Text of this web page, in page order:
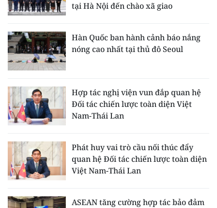
tại Hà Nội đến chào xã giao
Hàn Quốc ban hành cảnh báo nắng
nóng cao nhất tại thủ đô Seoul
Hợp tác nghị viện vun đắp quan hệ
Đối tác chiến lược toàn diện Việt
Nam-Thái Lan
Phát huy vai trò cầu nối thúc đẩy
quan hệ Đối tác chiến lược toàn diện
Việt Nam-Thái Lan
ASEAN tăng cường hợp tác bảo đảm